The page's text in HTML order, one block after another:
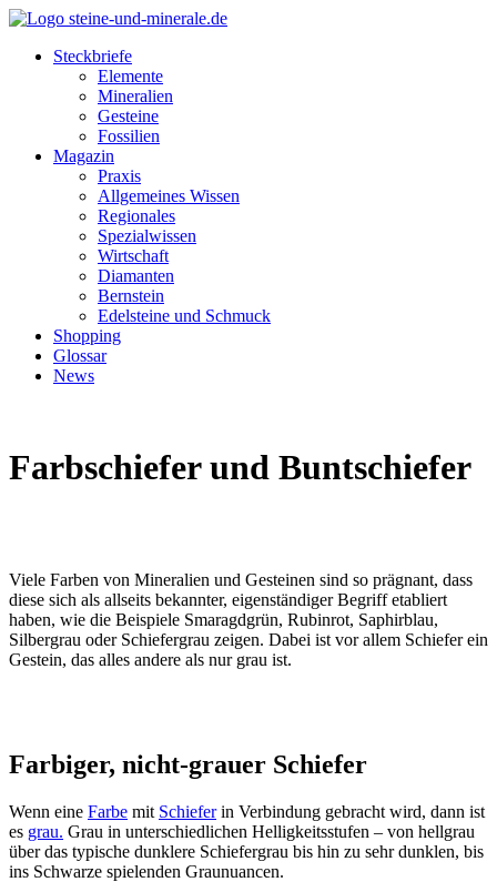
Steckbriefe
Elemente
Mineralien
Gesteine
Fossilien
Magazin
Praxis
Allgemeines Wissen
Regionales
Spezialwissen
Wirtschaft
Diamanten
Bernstein
Edelsteine und Schmuck
Shopping
Glossar
News
Farbschiefer und Buntschiefer
Viele Farben von Mineralien und Gesteinen sind so prägnant, dass
diese sich als allseits bekannter, eigenständiger Begriff etabliert
haben, wie die Beispiele Smaragdgrün, Rubinrot, Saphirblau,
Silbergrau oder Schiefergrau zeigen. Dabei ist vor allem Schiefer ein
Gestein, das alles andere als nur grau ist.
Farbiger, nicht-grauer Schiefer
Wenn eine Farbe mit Schieferin Verbindung gebracht wird, dann ist
es grau. Grau in unterschiedlichen Helligkeitsstufen – von hellgrau
über das typische dunklere Schiefergrau bis hin zu sehr dunklen, bis
ins Schwarze spielenden Graunuancen.